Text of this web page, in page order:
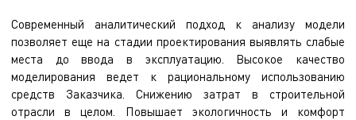
Современный аналитический подход к анализу модели
позволяет еще на стадии проектирования выявлять слабые
места до ввода в эксплуатацию. Высокое качество
моделирования ведет к рациональному использованию
средств Заказчика. Снижению затрат в строительной
отрасли в целом. Повышает экологичность и комфорт